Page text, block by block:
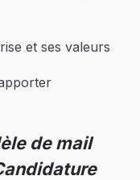
et ses valeurs
de mail